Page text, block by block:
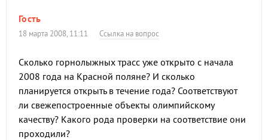
Гость
18 марта 2008, 11:11 Ссылка на вопрос
Сколько горнолыжных трасс уже открыто с начала
2008 года на Красной поляне? И сколько
планируется открыть в течение года? Соответствуют
ли свежепостроенные объекты олимпийскому
качеству? Какого рода проверки на соответствие они
проходили?